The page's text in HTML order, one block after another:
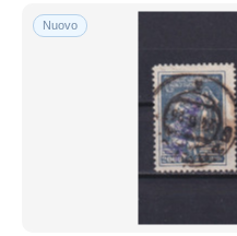
Nuovo